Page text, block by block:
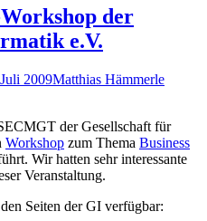
der
e.V.
2009Matthias Hämmerle
der Gesellschaft für
Workshop zum Thema Business
Wir hatten sehr interessante
Veranstaltung.
Seiten der GI verfügbar: